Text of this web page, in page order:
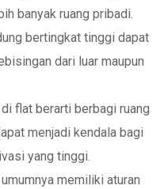
banyak ruang pribadi.
bertingkat tinggi dapat
dari luar maupun
flat berarti berbagi ruang
menjadi kendala bagi
yang tinggi.
umumnya memiliki aturan